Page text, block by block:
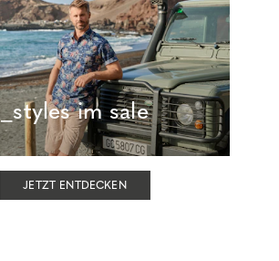
_styles im sale
JETZT ENTDECKEN